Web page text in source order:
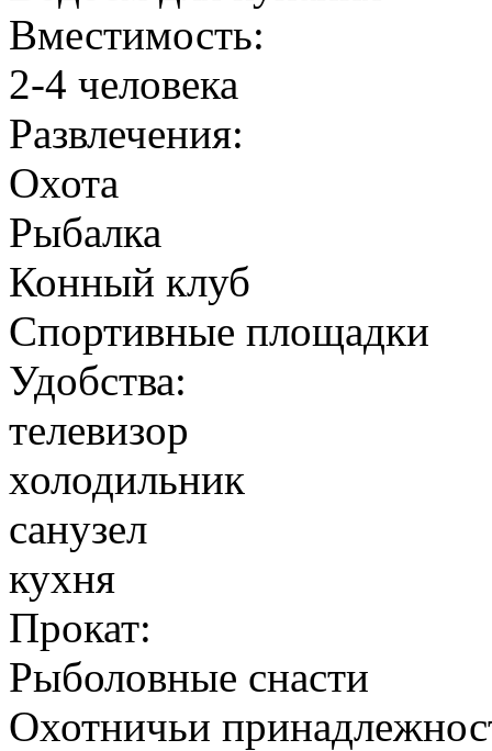
Вместимость:
2-4 человека
Развлечения:
Охота
Рыбалка
Конный клуб
Спортивные площадки
Удобства:
телевизор
холодильник
санузел
кухня
Прокат:
Рыболовные снасти
Охотничьи